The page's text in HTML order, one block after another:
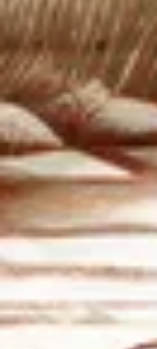
Dan
ialah
dan
dan
itu